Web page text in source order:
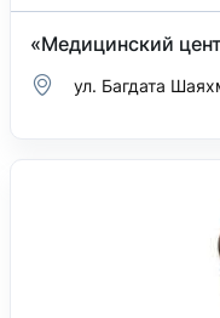
«Медицинский
ул. Багдата